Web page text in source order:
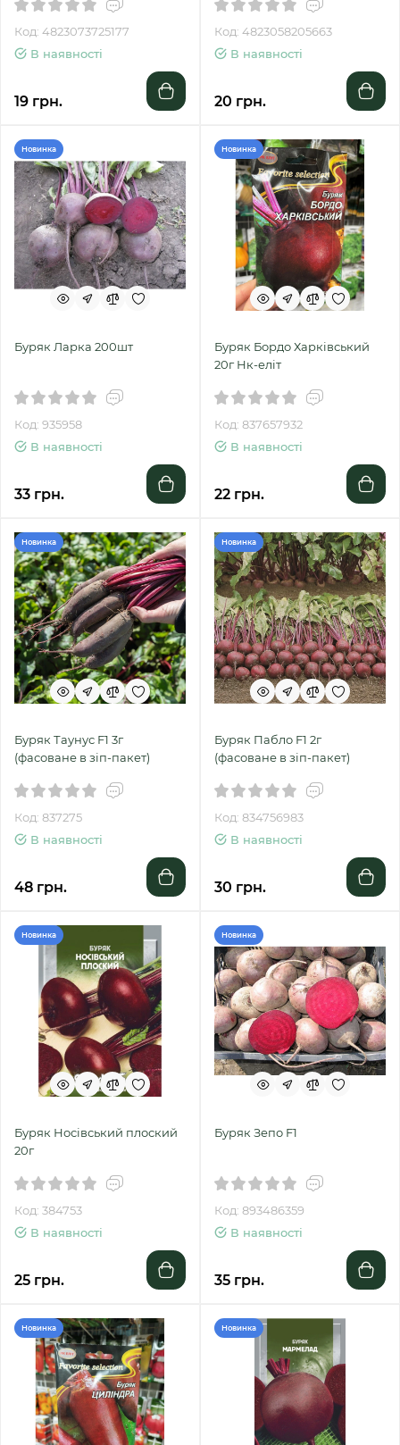
Код: 4823073725177
В наявності
19 грн.
Код: 4823058205663
В наявності
20 грн.
Новинка
Буряк Ларка 200шт
Код: 935958
В наявності
33 грн.
Новинка
Буряк Бордо Харківський
20г Нк-еліт
Код: 837657932
В наявності
22 грн.
Новинка
Буряк Таунус F1 3г
(фасоване в зіп-пакет)
Код: 837275
В наявності
48 грн.
Новинка
Буряк Пабло F1 2г
(фасоване в зіп-пакет)
Код: 834756983
В наявності
30 грн.
Новинка
Буряк Носівський плоский
20г
Код: 384753
В наявності
25 грн.
Новинка
Буряк Зепо F1
Код: 893486359
В наявності
35 грн.
Новинка Новинка